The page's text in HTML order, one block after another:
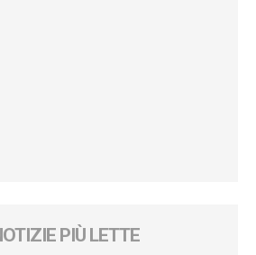
PIÙ LETTE